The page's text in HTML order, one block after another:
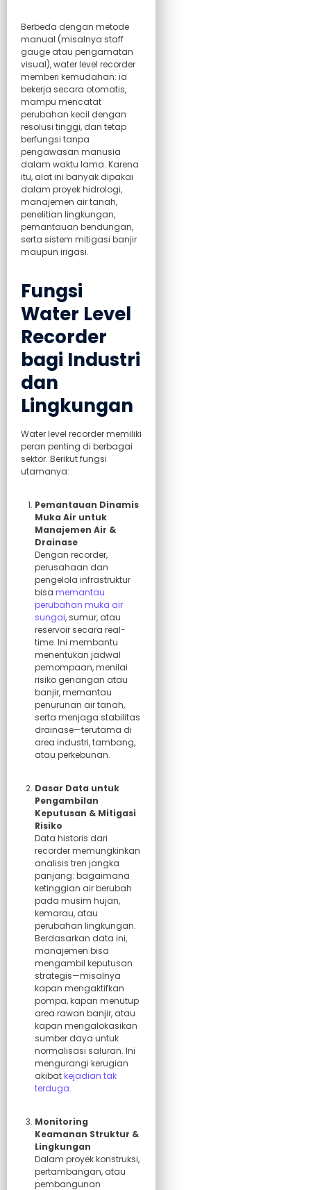
Berbeda dengan metode
manual (misalnya staff
gauge atau pengamatan
visual), water level recorder
memberi kemudahan: ia
bekerja secara otomatis,
mampu mencatat
perubahan kecil dengan
resolusi tinggi, dan tetap
berfungsi tanpa
pengawasan manusia
dalam waktu lama. Karena
itu, alat ini banyak dipakai
dalam proyek hidrologi,
manajemen air tanah,
penelitian lingkungan,
pemantauan bendungan,
serta sistem mitigasi banjir
maupun irigasi.
Fungsi
Water Level
Recorder
bagi Industri
dan
Lingkungan
Water level recorder memiliki
peran penting di berbagai
sektor. Berikut fungsi
utamanya:
Pemantauan Dinamis
Muka Air untuk
Manajemen Air &
Drainase
Dengan recorder,
perusahaan dan
pengelola infrastruktur
bisa memantau
perubahan muka air
sungai, sumur, atau
reservoir secara real-
time. Ini membantu
menentukan jadwal
pemompaan, menilai
risiko genangan atau
banjir, memantau
penurunan air tanah,
serta menjaga stabilitas
drainase—terutama di
area industri, tambang,
atau perkebunan.
Dasar Data untuk
Pengambilan
Keputusan & Mitigasi
Risiko
Data historis dari
recorder memungkinkan
analisis tren jangka
panjang: bagaimana
ketinggian air berubah
pada musim hujan,
kemarau, atau
perubahan lingkungan.
Berdasarkan data ini,
manajemen bisa
mengambil keputusan
strategis—misalnya
kapan mengaktifkan
pompa, kapan menutup
area rawan banjir, atau
kapan mengalokasikan
sumber daya untuk
normalisasi saluran. Ini
mengurangi kerugian
akibatkejadian tak
terduga.
Monitoring
Keamanan Struktur &
Lingkungan
Dalam proyek konstruksi,
pertambangan, atau
pembangunan